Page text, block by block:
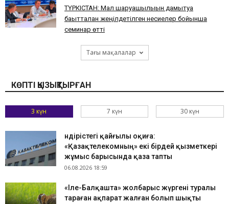
ТҮРКІСТАН: Мал шаруашылығын дамытуға
бағытталған жеңілдетілген несиелер бойынша
семинар өтті
Тағы мақалалар
КӨПТІ ҚЫЗЫҚТЫРҒАН
3 күн 7 күн 30 күн
Өндірістегі қайғылы оқиға:
«Қазақтелекомның» екі бірдей қызметкері
жұмыс барысында қаза тапты
06.08.2026 18:59
«Іле-Балқашта» жолбарыс жүргені туралы
тараған ақпарат жалған болып шықты